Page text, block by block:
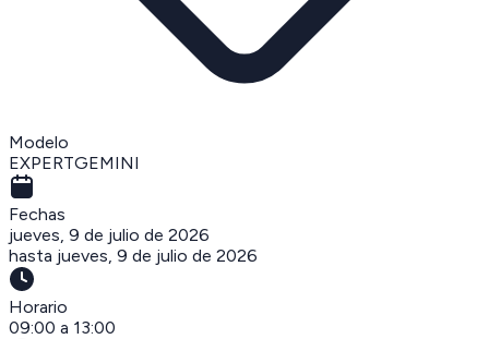
Modelo
EXPERTGEMINI
Fechas
jueves, 9 de julio de 2026
hasta jueves, 9 de julio de 2026
Horario
09:00 a 13:00